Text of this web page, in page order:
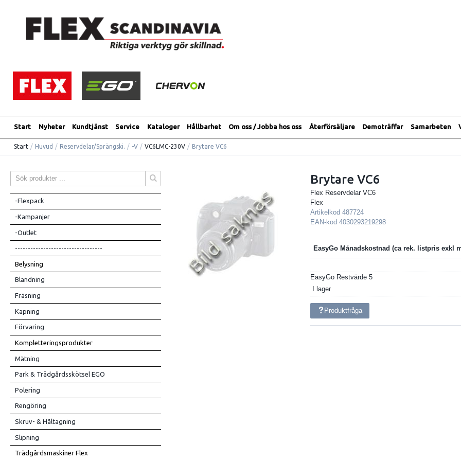
Start Nyheter Kundtjänst Service Kataloger Hållbarhet Om oss / Jobba hos oss Återförsäljare Demoträffar Samarbeten
Start / Huvud / Reservdelar/Sprängski. / -V / VC6LMC-230V / Brytare VC6
-Flexpack
-Kampanjer
-Outlet
----------------------------------
Belysning
Blandning
Fräsning
Kapning
Förvaring
Kompletteringsprodukter
Mätning
Park & Trädgårdsskötsel EGO
Polering
Rengöring
Skruv- & Håltagning
Slipning
Trädgårdsmaskiner Flex
Brytare VC6
Flex Reservdelar VC6
Flex
Artikelkod487724
EAN-kod4030293219298
EasyGo Månadskostnad
EasyGo Restvärde5
I lager
Produktfråga